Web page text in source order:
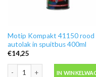
Motip Kompakt 41150 rood
autolak in spuitbus 400ml
€14,25
Motip Kompakt 41150 rood
IN